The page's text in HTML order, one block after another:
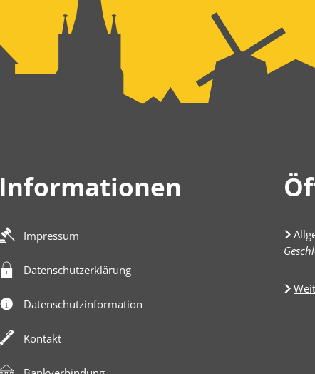
Informationen
Impressum
Datenschutzerklärung
Datenschutzinformation
Kontakt